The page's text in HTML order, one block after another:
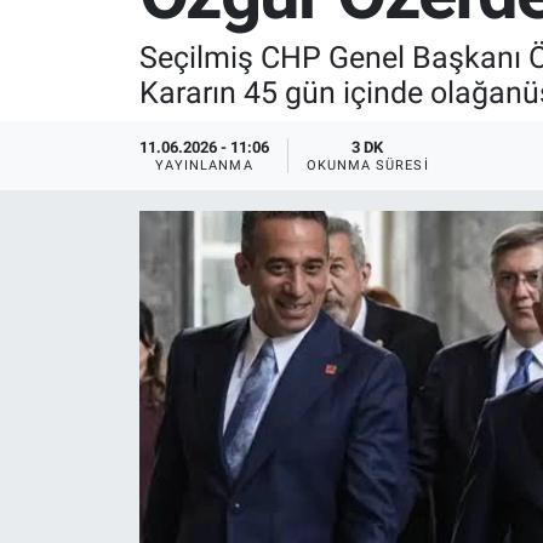
Seçilmiş CHP Genel Başkanı
Kararın 45 gün içinde
11.06.2026 - 11:06
YAYINLANMA
3 DK
OKUNMA SÜRESI
RESMİ İLANLAR